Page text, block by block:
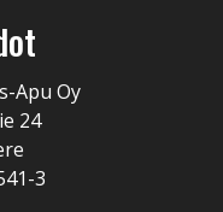
Apu Oy
24
3